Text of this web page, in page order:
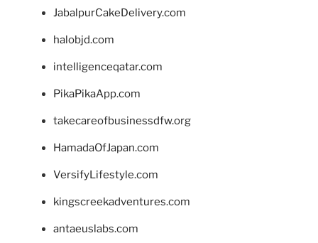
JabalpurCakeDelivery.com
halobjd.com
intelligenceqatar.com
PikaPikaApp.com
takecareofbusinessdfw.org
HamadaOfJapan.com
VersifyLifestyle.com
kingscreekadventures.com
antaeuslabs.com